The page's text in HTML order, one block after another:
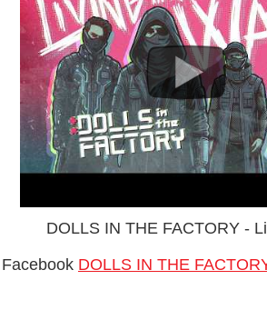
DOLLS IN THE FACTORY -
Facebook DOLLS IN THE